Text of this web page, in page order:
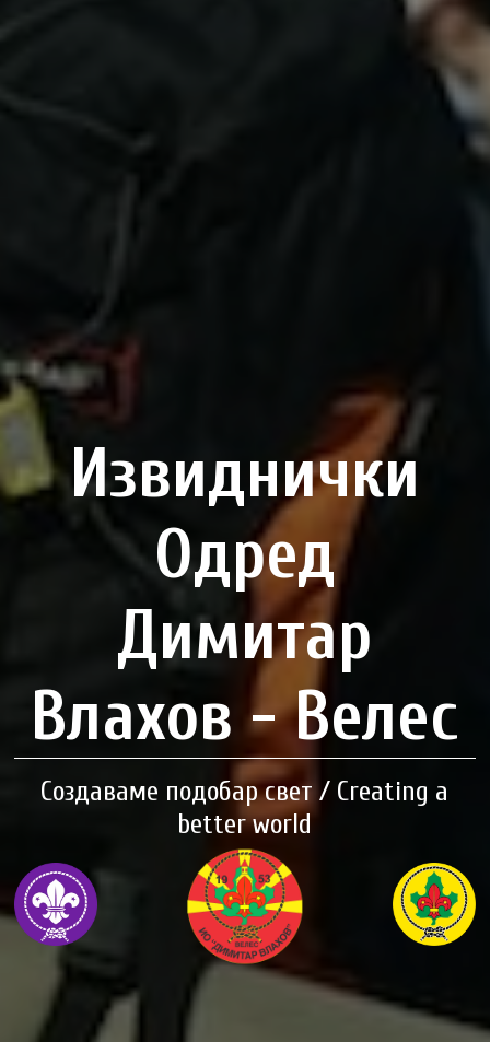
Извиднички
Одред
Димитар
Влахов - Велес
Создаваме подобар свет / Creating a
better world